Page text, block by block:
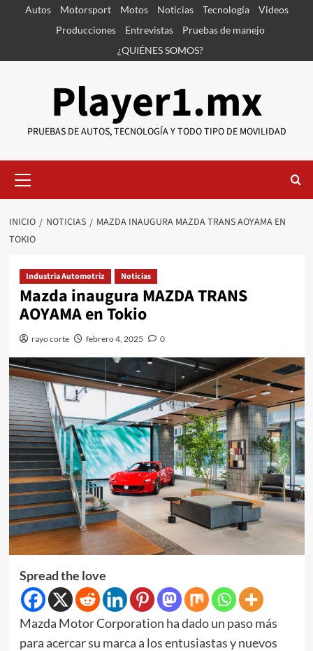
SaltarAutos Motorsport Motos Noticias Tecnología
Videos
Producciones
Entrevistas
Pruebas de manejo
¿QUIÉNES SOMOS?
Player1.mx
PRUEBAS DE AUTOS, TECNOLOGÍA Y TODO TIPO DE MOVILIDAD
primario
INICIO NOTICIAS
MAZDA INAUGURA MAZDA TRANS AOYAMA EN
TOKIO
Industria Automotriz Noticias
Mazda inaugura MAZDA TRANS
AOYAMA en Tokio
rayo corte febrero 4, 2025 0
Spread the love
Mazda Motor Corporation ha dado un paso más
para acercar su marca a los entusiastas y nuevos